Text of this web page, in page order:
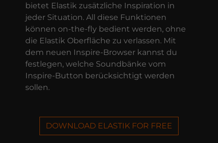
bietet Elastik zusätzliche Inspiration in
jeder Situation. All diese Funktionen
können on-the-fly bedient werden, ohne
die Elastik Oberfläche zu verlassen. Mit
dem neuen Inspire-Browser kannst du
festlegen, welche Soundbänke vom
Inspire-Button berücksichtigt werden
sollen.
DOWNLOAD ELASTIK FOR FREE